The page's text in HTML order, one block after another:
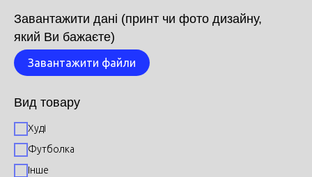
Завантажити дані (принт чи фото дизайну,
який Ви бажаєте)
Завантажити файли
Вид товару
Худі
Футболка
Інше